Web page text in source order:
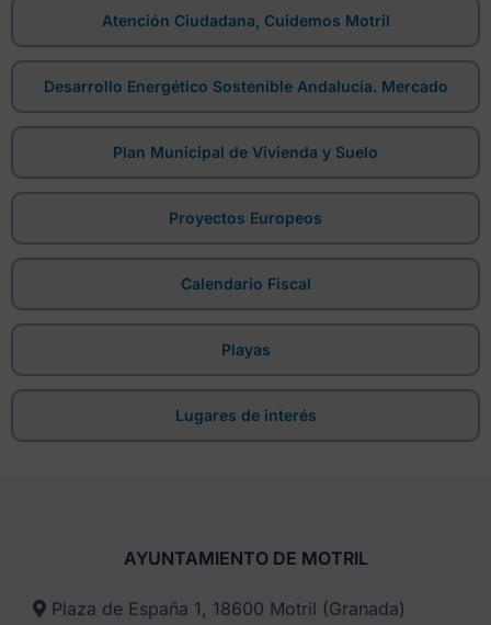
Atención Ciudadana, Cuidemos Motril
Desarrollo Energético Sostenible Andalucía. Mercado
Plan Municipal de Vivienda y Suelo
Proyectos Europeos
Calendario Fiscal
Playas
Lugares de interés
AYUNTAMIENTO DE MOTRIL
Plaza de España 1, 18600 Motril (Granada)​